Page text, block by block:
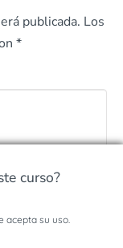
publicada. Los
*
curso?
acepta su uso.